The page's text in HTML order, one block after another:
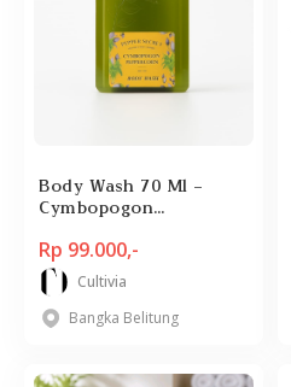
Body Wash 70 Ml -
Cymbopogon
Rp 99.000,-
Cultivia
Bangka Belitung